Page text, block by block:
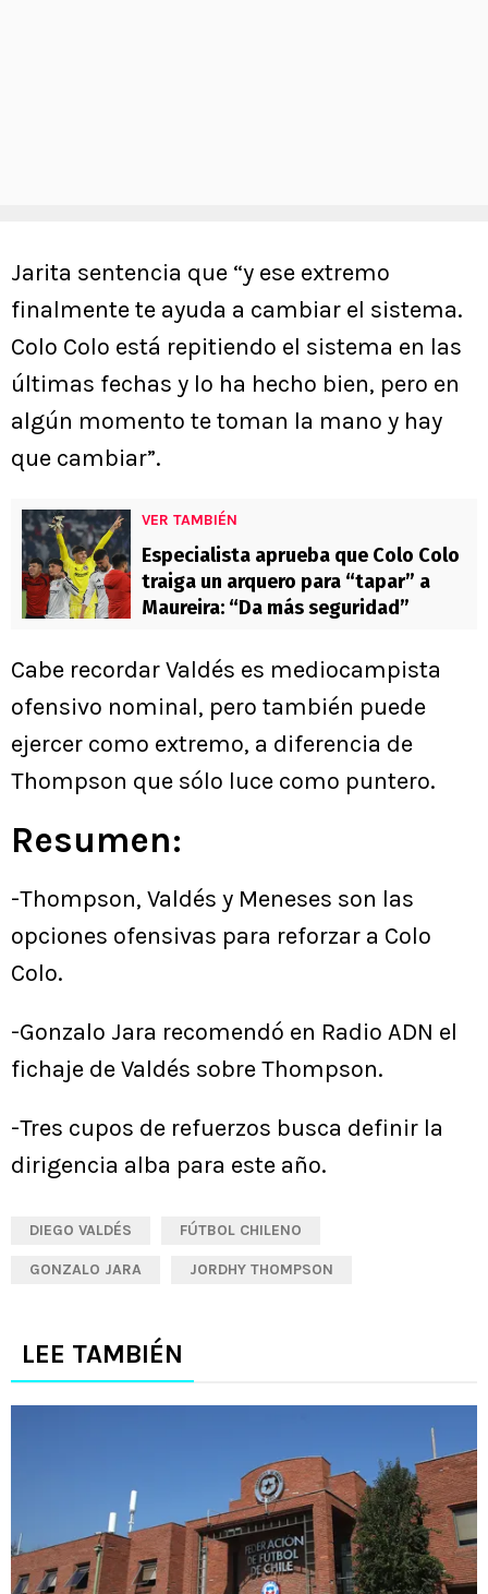
Jarita sentencia que “y ese extremo
finalmente te ayuda a cambiar el sistema.
Colo Colo está repitiendo el sistema en las
últimas fechas y lo ha hecho bien, pero en
algún momento te toman la mano y hay
que cambiar”.
VER TAMBIÉN
Especialista aprueba que Colo Colo
traiga un arquero para “tapar” a
Maureira: “Da más seguridad”
Cabe recordar Valdés es mediocampista
ofensivo nominal, pero también puede
ejercer como extremo, a diferencia de
Thompson que sólo luce como puntero.
Resumen:
-Thompson, Valdés y Meneses son las
opciones ofensivas para reforzar a Colo
Colo.
-Gonzalo Jara recomendó en Radio ADN el
fichaje de Valdés sobre Thompson.
-Tres cupos de refuerzos busca definir la
dirigencia alba para este año.
DIEGO VALDÉS FÚTBOL CHILENO
GONZALO JARA JORDHY THOMPSON
LEE TAMBIÉN